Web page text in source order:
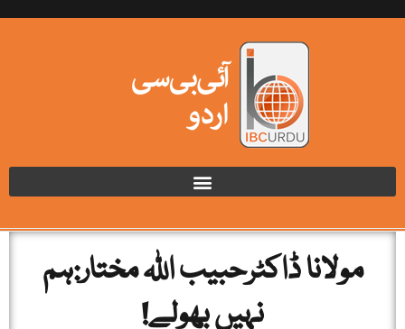
مولانا ڈاکٹرحبیب اللہ مختار:ہم
نہیں بھولے!